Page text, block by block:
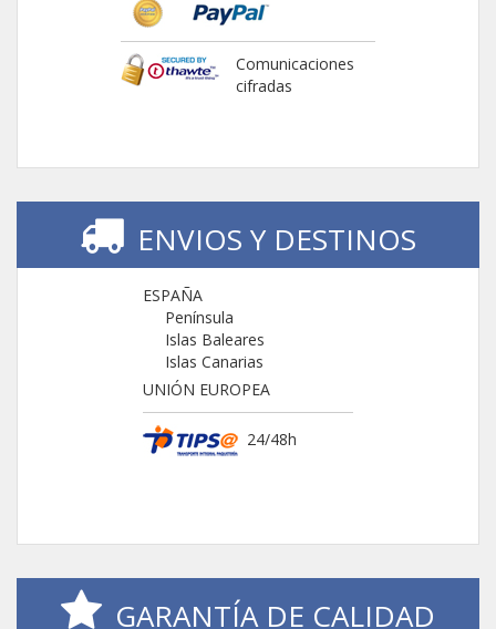
Comunicaciones
cifradas
ENVIOS Y DESTINOS
ESPAÑA
Península
Islas Baleares
Islas Canarias
UNIÓN EUROPEA
24/48h
GARANTÍA DE CALIDAD